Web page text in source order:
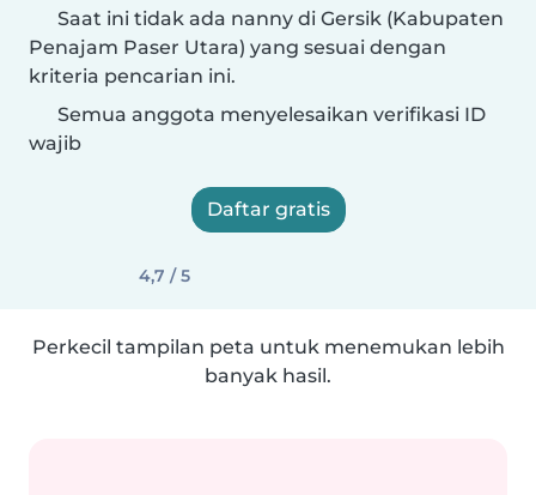
Saat ini tidak ada nanny di Gersik (Kabupaten
Penajam Paser Utara) yang sesuai dengan
kriteria pencarian ini.
Semua anggota menyelesaikan verifikasi ID
wajib
Daftar gratis
4,7 / 5
Perkecil tampilan peta untuk menemukan lebih
banyak hasil.